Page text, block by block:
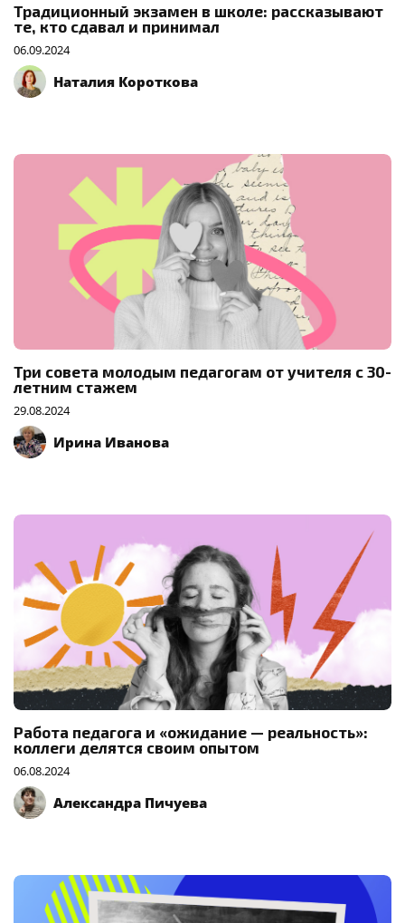
Традиционный экзамен в школе: рассказывают
те, кто сдавал и принимал
06.09.2024
Наталия Короткова
Три совета молодым педагогам от учителя с 30-
летним стажем
29.08.2024
Ирина Иванова
Работа педагога и «ожидание — реальность»:
коллеги делятся своим опытом
06.08.2024
Александра Пичуева